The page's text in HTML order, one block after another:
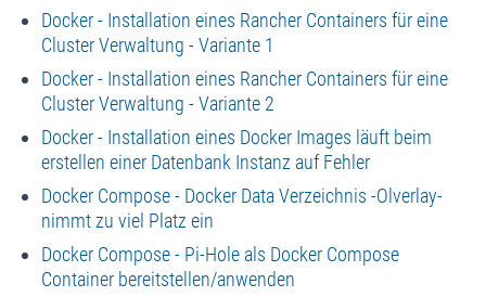
Docker - Installation eines Rancher Containers für eine
Cluster Verwaltung - Variante 1
Docker - Installation eines Rancher Containers für eine
Cluster Verwaltung - Variante 2
Docker - Installation eines Docker Images läuft beim
erstellen einer Datenbank Instanz auf Fehler
Docker Compose - Docker Data Verzeichnis -Olverlay-
nimmt zu viel Platz ein
Docker Compose - Pi-Hole als Docker Compose
Container bereitstellen/anwenden